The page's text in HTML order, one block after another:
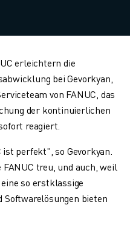
erleichtern die
bei Gevorkyan,
von FANUC, das
der kontinuierlichen
reagiert.
perfekt", so Gevorkyan.
treu, und auch, weil
so erstklassige
Softwarelösungen bieten